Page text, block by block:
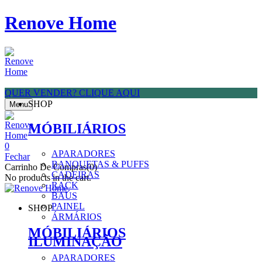
Renove Home
SHOP
MÓBILIÁRIOS
APARADORES
BANQUETAS & PUFFS
CADEIRAS
RACK
BAÚS
PAINEL
ÁRMÁRIOS
ILUMINAÇÃO
QUER VENDER? CLIQUE AQUI
Menu
0
Fechar
Carrinho De Compras(0)
No products in the cart.
SHOP
MÓBILIÁRIOS
APARADORES